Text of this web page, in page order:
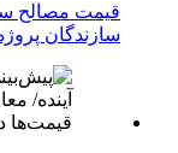
سازندگان